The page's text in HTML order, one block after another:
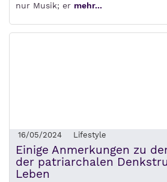
nur Musik; er mehr...
16/05/2024 Lifestyle
Einige Anmerkungen zu
der patriarchalen
Leben